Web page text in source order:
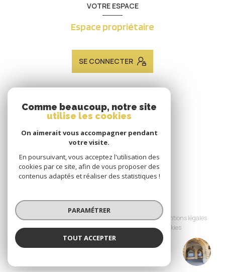
JACQUES LAVEINE IMMOBILIER METZ
VOTRE ESPACE
Espace propriétaire
SE CONNECTER
ADHÉRENTS
Nous adhérons
Nos honoraires
Nos partenaires
Mentions légales
Admin
Politique RGPD Cookies
Réalisé par :
Comme beaucoup, notre site
utilise les cookies
On aimerait vous accompagner pendant
votre visite.
En poursuivant, vous acceptez l'utilisation des
cookies par ce site, afin de vous proposer des
contenus adaptés et réaliser des statistiques !
PARAMÉTRER
TOUT ACCEPTER